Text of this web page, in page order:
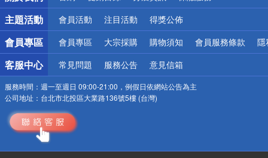
詐騙網頁！請小心！
主題活動 會員活動 注目活動 得獎公佈
會員專區 會員專區 大宗採購 購物須知 會員服務條款 隱
客服中心 常見問題 服務公告 意見信箱
服務時間： 週一至週日 09:00-21:00，例假日依網站公告為主
公司地址： 台北市北投區大業路136號5樓 (台灣)